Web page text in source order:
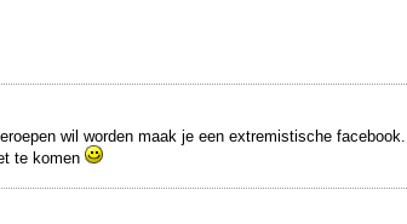
wil worden maak je een extremistische facebook.
te komen